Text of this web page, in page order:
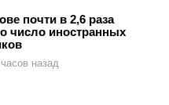
почти в 2,6 раза
число иностранных
назад